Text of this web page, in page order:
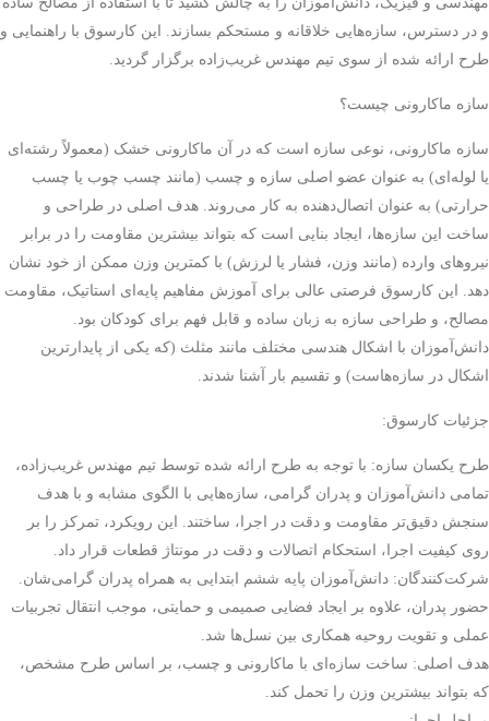
و در دسترس، سازه‌هایی خلاقانه و مستحکم بسازند. این کارسوق با راهنمایی و
طرح ارائه شده از سوی تیم مهندس غریب‌زاده برگزار گردید.
سازه ماکارونی چیست؟
سازه ماکارونی، نوعی سازه است که در آن ماکارونی خشک (معمولاً رشته‌ای
یا لوله‌ای) به عنوان عضو اصلی سازه و چسب (مانند چسب چوب یا چسب
حرارتی) به عنوان اتصال‌دهنده به کار می‌روند. هدف اصلی در طراحی و
ساخت این سازه‌ها، ایجاد بنایی است که بتواند بیشترین مقاومت را در برابر
نیروهای وارده (مانند وزن، فشار یا لرزش) با کمترین وزن ممکن از خود نشان
دهد. این کارسوق فرصتی عالی برای آموزش مفاهیم پایه‌ای استاتیک، مقاومت
مصالح، و طراحی سازه به زبان ساده و قابل فهم برای کودکان بود.
دانش‌آموزان با اشکال هندسی مختلف مانند مثلث (که یکی از پایدارترین
اشکال در سازه‌هاست) و تقسیم بار آشنا شدند.
جزئیات کارسوق:
طرح یکسان سازه: با توجه به طرح ارائه شده توسط تیم مهندس غریب‌زاده،
تمامی دانش‌آموزان و پدران گرامی، سازه‌هایی با الگوی مشابه و با هدف
سنجش دقیق‌تر مقاومت و دقت در اجرا، ساختند. این رویکرد، تمرکز را بر
روی کیفیت اجرا، استحکام اتصالات و دقت در مونتاژ قطعات قرار داد.
شرکت‌کنندگان: دانش‌آموزان پایه ششم ابتدایی به همراه پدران گرامی‌شان.
حضور پدران، علاوه بر ایجاد فضایی صمیمی و حمایتی، موجب انتقال تجربیات
عملی و تقویت روحیه همکاری بین نسل‌ها شد.
هدف اصلی: ساخت سازه‌ای با ماکارونی و چسب، بر اساس طرح مشخص،
که بتواند بیشترین وزن را تحمل کند.